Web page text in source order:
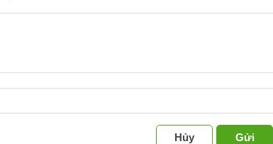
Hủy Gửi